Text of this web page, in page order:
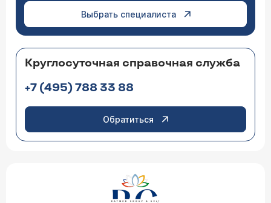
Выбрать специалиста
Круглосуточная справочная служба
+7 (495) 788 33 88
Обратиться